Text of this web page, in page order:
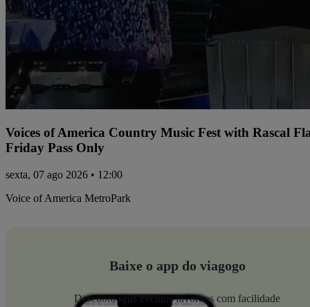
Voices of America Country Music Fest with Rascal
Friday Pass Only
sexta, 07 ago 2026 • 12:00
Voice of America MetroPark
Baixe o app do viagogo
Descubra seus eventos favoritos com facilidade